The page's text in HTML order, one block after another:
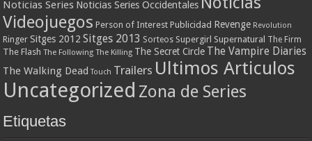
Noticias Series Noticias Series Occidentales
Videojuegos Person of Interest Publicidad Revenge Revolution
Ringer Sitges 2012 Sitges 2013 Sorteos Supergirl Supernatural The Firm
The Flash The Following The Killing The Secret Circle The Vampire Diaries
The Walking Dead Touch Trailers Ultimos Articulos
Uncategorized Zona de Series
Etiquetas